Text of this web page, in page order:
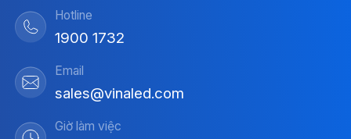
Hotline
1900 1732
Email
sales@vinaled.com
Giờ làm việc